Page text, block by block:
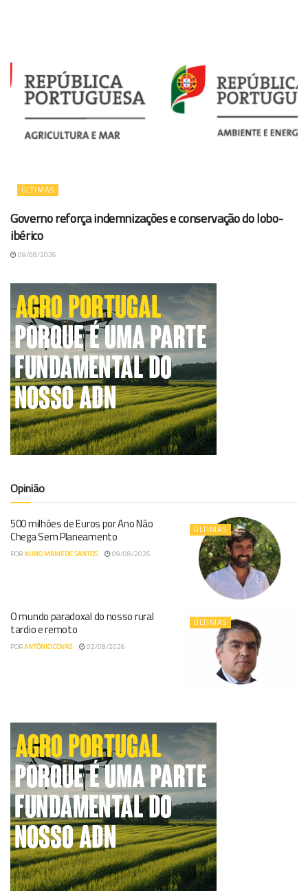
ÚLTIMAS
Governo reforça indemnizações e conservação do lobo-
ibérico
09/08/2026
Opinião
ÚLTIMAS
500 milhões de Euros por Ano Não
Chega Sem Planeamento
POR NUNO MAMEDE SANTOS 09/08/2026
ÚLTIMAS
O mundo paradoxal do nosso rural
tardio e remoto
PORANTÓNIO COVAS 02/08/2026